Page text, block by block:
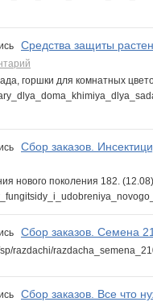
Средства защиты
горшки для комнатных
Сбор заказов.
нового поколения 182.
Сбор заказов. Семена
razdachi/
Сбор заказов. Все что